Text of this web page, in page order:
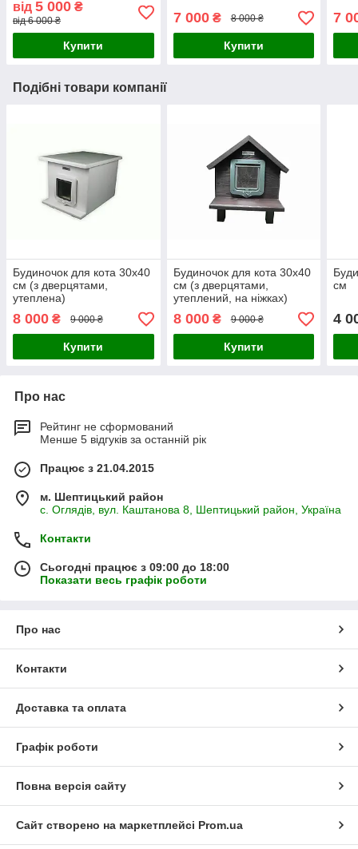
від 5 000 ₴
від 6 000 ₴
Купити
7 000₴ 8 000 ₴
Купити
7
Подібні товари компанії
Будиночок для кота 30х40
см (з дверцятами,
утеплена)
8 000 ₴ 9 000 ₴
Купити
Будиночок для кота 30х40
см (з дверцятами,
утеплений, на ніжках)
8 000₴ 9 000 ₴
Купити
см
4
Про нас
Рейтинг не сформований
Менше 5 відгуків за останній рік
Працює з 21.04.2015
м. Шептицький район
с. Оглядів, вул. Каштанова 8, Шептицький район, Україна
Контакти
Сьогодні працює з 09:00 до 18:00
Показати весь графік роботи
Про нас
Контакти
Доставка та оплата
Графік роботи
Повна версія сайту
Сайт створено на маркетплейсі Prom.ua